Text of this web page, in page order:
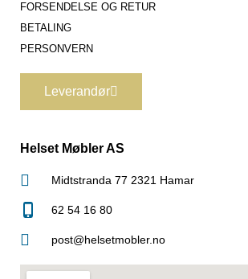
FORSENDELSE OG RETUR
BETALING
PERSONVERN
Leverandør
Helset Møbler AS
Midtstranda 77 2321 Hamar
62 54 16 80
post@helsetmobler.no